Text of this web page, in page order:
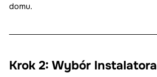
domu.
Krok 2: Wybór Instalatora